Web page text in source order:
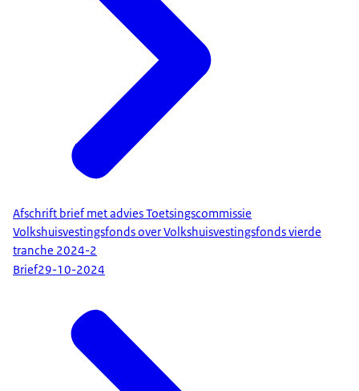
Afschrift brief met advies Toetsingscommissie
Volkshuisvestingsfonds over Volkshuisvestingsfonds vierde
tranche 2024-2
Brief29-10-2024